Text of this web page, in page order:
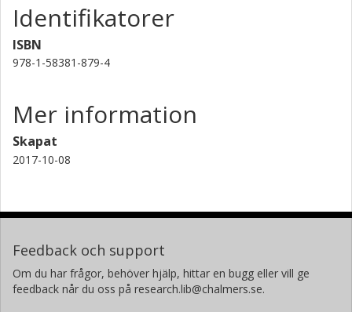
Identifikatorer
ISBN
978-1-58381-879-4
Mer information
Skapat
2017-10-08
Feedback och support
Om du har frågor, behöver hjälp, hittar en bugg eller vill ge
feedback når du oss på research.lib@chalmers.se.